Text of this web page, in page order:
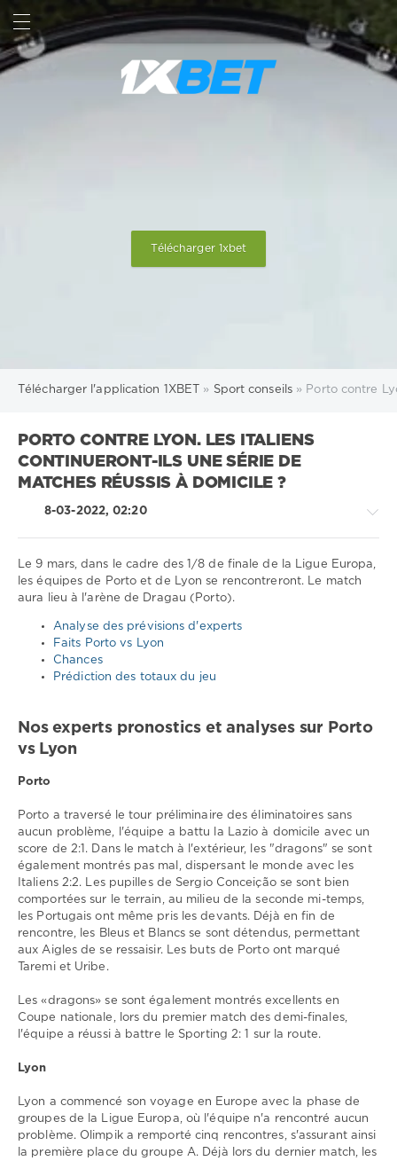
RECHERCHE
Télécharger 1xbet
Télécharger l'application 1XBET » Sport conseils » Porto contre
PORTO CONTRE LYON. LES ITALIENS
CONTINUERONT-ILS UNE SÉRIE DE
MATCHES RÉUSSIS À DOMICILE ?
8-03-2022, 02:20
conseils
Pronostics
de
1xbet
1
Porto,
Lyon,
Europa
League
Le 9 mars, dans le cadre des 1/8 de finale de la Ligue Europa,
les équipes de Porto et de Lyon se rencontreront. Le match
aura lieu à l'arène de Dragau (Porto).
Analyse des prévisions d'experts
Faits Porto vs Lyon
Chances
Prédiction des totaux du jeu
Nos experts pronostics et analyses sur Porto
vs Lyon
Porto
Porto a traversé le tour préliminaire des éliminatoires sans
aucun problème, l'équipe a battu la Lazio à domicile avec un
score de 2:1. Dans le match à l'extérieur, les "dragons" se sont
également montrés pas mal, dispersant le monde avec les
Italiens 2:2. Les pupilles de Sergio Conceição se sont bien
comportées sur le terrain, au milieu de la seconde mi-temps,
les Portugais ont même pris les devants. Déjà en fin de
rencontre, les Bleus et Blancs se sont détendus, permettant
aux Aigles de se ressaisir. Les buts de Porto ont marqué
Taremi et Uribe.
Les «dragons» se sont également montrés excellents en
Coupe nationale, lors du premier match des demi-finales,
l'équipe a réussi à battre le Sporting 2: 1 sur la route.
Lyon
Lyon a commencé son voyage en Europe avec la phase de
groupes de la Ligue Europa, où l'équipe n'a rencontré aucun
problème. Olimpik a remporté cinq rencontres, s'assurant ainsi
la première place du groupe A. Déjà lors du dernier match, les